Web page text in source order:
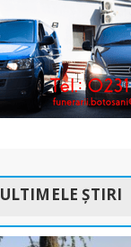
ULTIMELE ȘTIRI